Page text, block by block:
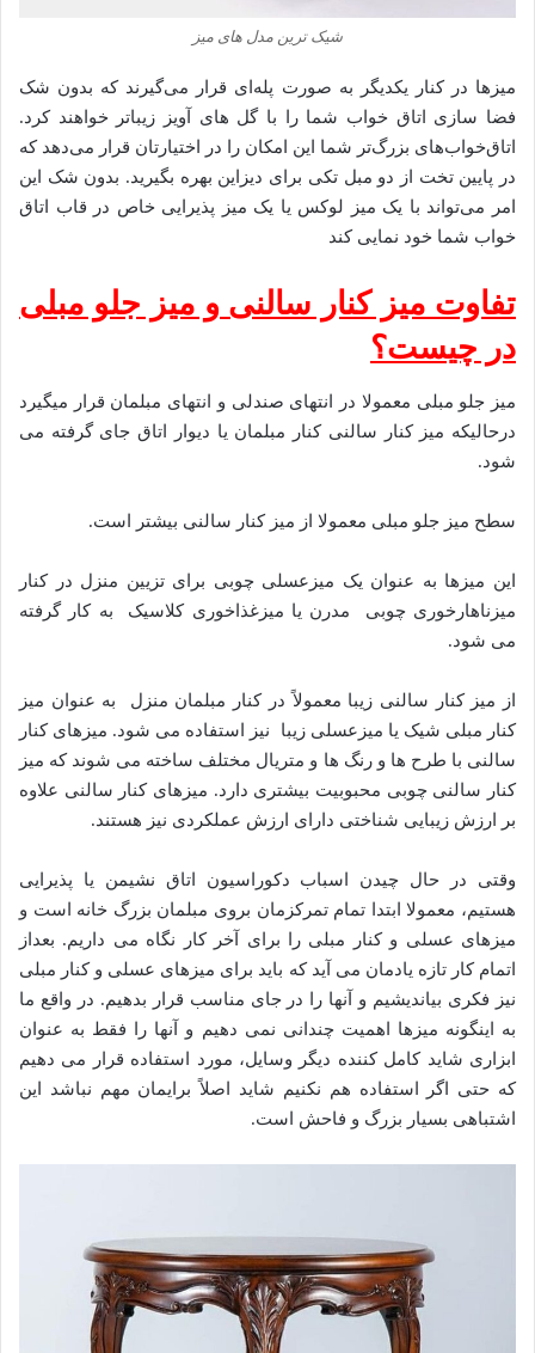
شیک ترین مدل های میز
میزها در کنار یکدیگر به صورت پله‌ای قرار می‌گیرند که بدون شک
فضا سازی اتاق خواب شما را با گل های آویز زیباتر خواهند کرد.
اتاق‌خواب‌های بزرگ‌تر شما این امکان را در اختیارتان قرار می‌دهد که
در پایین تخت از دو مبل تکی برای دیزاین بهره بگیرید. بدون شک این
امر می‌تواند با یک میز لوکس یا یک میز پذیرایی خاص در قاب اتاق
خواب شما خود نمایی کند
تفاوت میز کنار سالنی و میز جلو مبلی
در چیست؟
میز جلو مبلی معمولا در انتهای صندلی و انتهای مبلمان قرار میگیرد
درحالیکه میز کنار سالنی کنار مبلمان یا دیوار اتاق جای گرفته می
شود.
سطح میز جلو مبلی معمولا از میز کنار سالنی بیشتر است.
این میزها به عنوان یک میزعسلی چوبی برای تزیین منزل در کنار
میزناهارخوری چوبی مدرن یا میزغذاخوری کلاسیک به کار گرفته
می شود.
از میز کنار سالنی زیبا معمولاً در کنار مبلمان منزل به عنوان میز
کنار مبلی شیک یا میزعسلی زیبا نیز استفاده می شود. میزهای کنار
سالنی با طرح ها و رنگ ها و متریال مختلف ساخته می شوند که میز
کنار سالنی چوبی محبوبیت بیشتری دارد. میزهای کنار سالنی علاوه
بر ارزش زیبایی شناختی دارای ارزش عملکردی نیز هستند.
وقتی در حال چیدن اسباب دکوراسیون اتاق نشیمن یا پذیرایی
هستیم، معمولا ابتدا تمام تمرکزمان بروی مبلمان بزرگ خانه است و
میزهای عسلی و کنار مبلی را برای آخر کار نگاه می داریم. بعداز
اتمام کار تازه یادمان می آید که باید برای میزهای عسلی و کنار مبلی
نیز فکری بیاندیشیم و آنها را در جای مناسب قرار بدهیم. در واقع ما
به اینگونه میزها اهمیت چندانی نمی دهیم و آنها را فقط به عنوان
ابزاری شاید کامل کننده دیگر وسایل، مورد استفاده قرار می دهیم
که حتی اگر استفاده هم نکنیم شاید اصلاً برایمان مهم نباشد این
اشتباهی بسیار بزرگ و فاحش است.